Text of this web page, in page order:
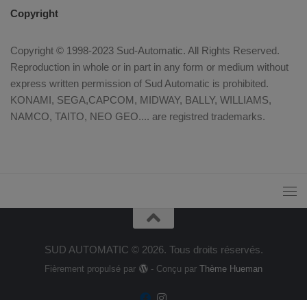
Copyright
Copyright © 1998-2023 Sud-Automatic. All Rights Reserved.
Reproduction in whole or in part in any form or medium without
express written permission of Sud Automatic is prohibited.
KONAMI, SEGA,CAPCOM, MIDWAY, BALLY, WILLIAMS,
NAMCO, TAITO, NEO GEO.... are registred trademarks.
SUD AUTOMATIC © 2026. Tous droits réservés.
Fièrement propulsé par - Conçu par Thème Hueman